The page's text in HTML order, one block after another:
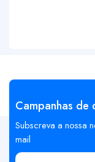
Campanhas de
Subscreva a nossa
mail